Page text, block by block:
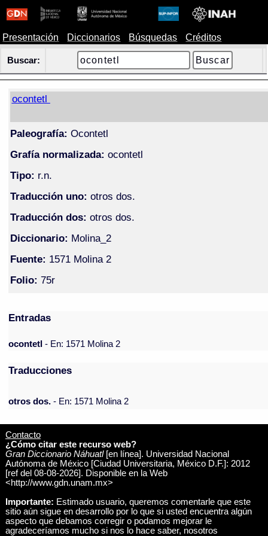
Presentación Diccionarios Búsquedas Créditos
Buscar:
ocontetl
Paleografía: Ocontetl
Grafía normalizada: ocontetl
Tipo: r.n.
Traducción uno: otros dos.
Traducción dos: otros dos.
Diccionario: Molina_2
Fuente: 1571 Molina 2
Folio: 75r
Entradas
ocontetl- En: 1571 Molina 2
Traducciones
otros dos. - En: 1571 Molina 2
Contacto
¿Cómo citar este recurso web?
Gran Diccionario Náhuatl[en línea]. Universidad Nacional
Autónoma de México [Ciudad Universitaria, México D.F.]: 2012
[ref del 08-08-2026]. Disponible en la Web
<http://www.gdn.unam.mx>
Importante: Estimado usuario, queremos comentarle que este
sitio aún sigue en desarrollo por lo que si usted encuentra algún
aspecto que debamos corregir o podamos mejorar le
agradeceríamos mucho si nos lo hace saber, nosotros